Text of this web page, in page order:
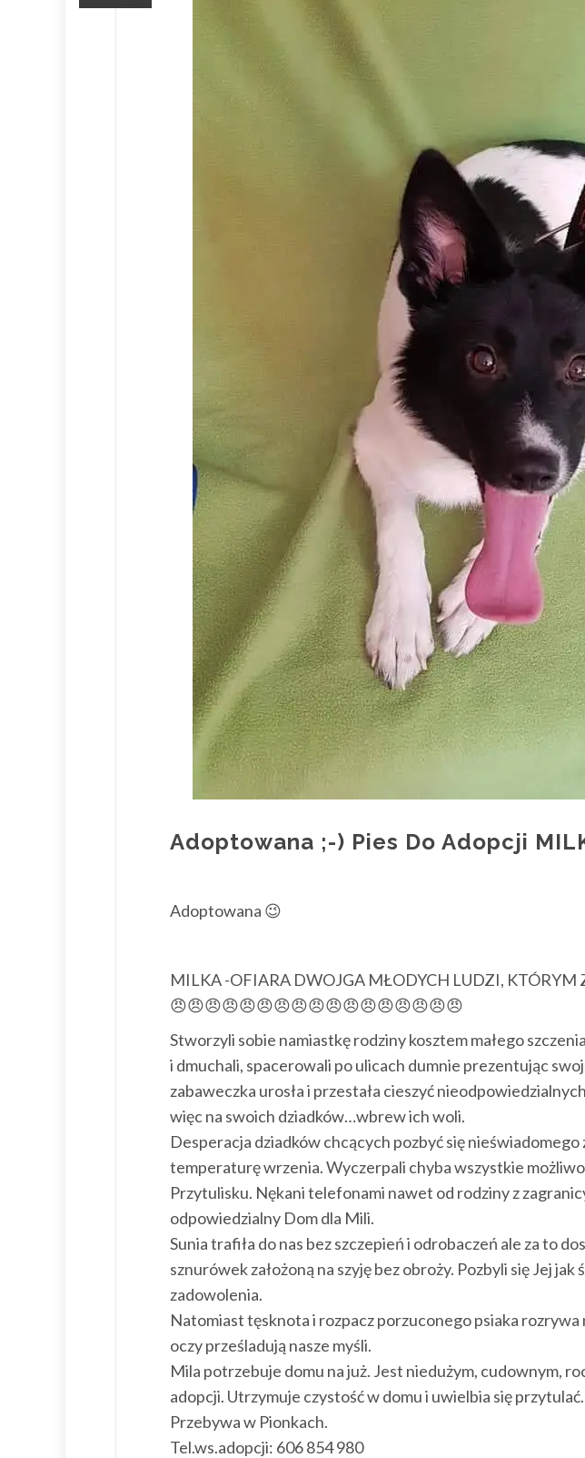
Adoptowana ;-) Pies Do Adopcji
Adoptowana 😉
MILKA -OFIARA DWOJGA MŁODYCH LUDZI,
😠😠😠😠😠😠😠😠😠😠😠😠😠😠😠😠😠
Stworzyli sobie namiastkę rodziny kosztem małego
i dmuchali, spacerowali po ulicach dumnie prezentując
zabaweczka urosła i przestała cieszyć
więc na swoich dziadków…wbrew ich woli.
Desperacja dziadków chcących pozbyć się nieświadomego
temperaturę wrzenia. Wyczerpali chyba wszystkie
Przytulisku. Nękani telefonami nawet od rodziny z
odpowiedzialny Dom dla Mili.
Sunia trafiła do nas bez szczepień i odrobaczeń ale za to
sznurówek założoną na szyję bez obroży. Pozbyli się Jej
zadowolenia.
Natomiast tęsknota i rozpacz porzuconego psiaka rozrywa
oczy prześladują nasze myśli.
Mila potrzebuje domu na już. Jest niedużym, cudownym,
adopcji. Utrzymuje czystość w domu i uwielbia się przytulać.
Przebywa w Pionkach.
Tel.ws.adopcji: 606 854 980